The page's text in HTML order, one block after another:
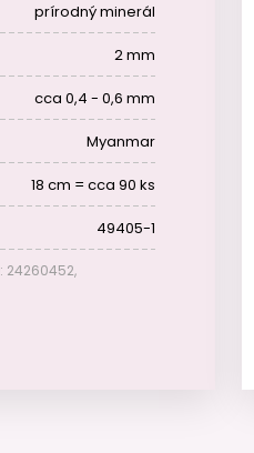
prírodný minerál
2 mm
cca 0,4 - 0,6 mm
Myanmar
18 cm = cca 90 ks
49405-1
24260452,